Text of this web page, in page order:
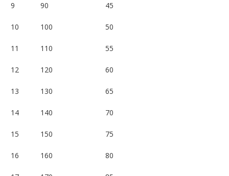
9 90 45
10 100 50
11 110 55
12 120 60
13 130 65
14 140 70
15 150 75
16 160 80